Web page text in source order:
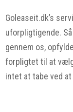
Goleaseit.dk’s
uforpligtigende.
gennem os,
forpligtet til at
intet at tabe ved